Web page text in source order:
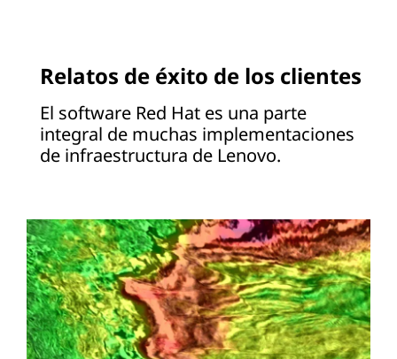
Relatos de éxito de los clientes
El software Red Hat es una parte
integral de muchas implementaciones
de infraestructura de Lenovo.